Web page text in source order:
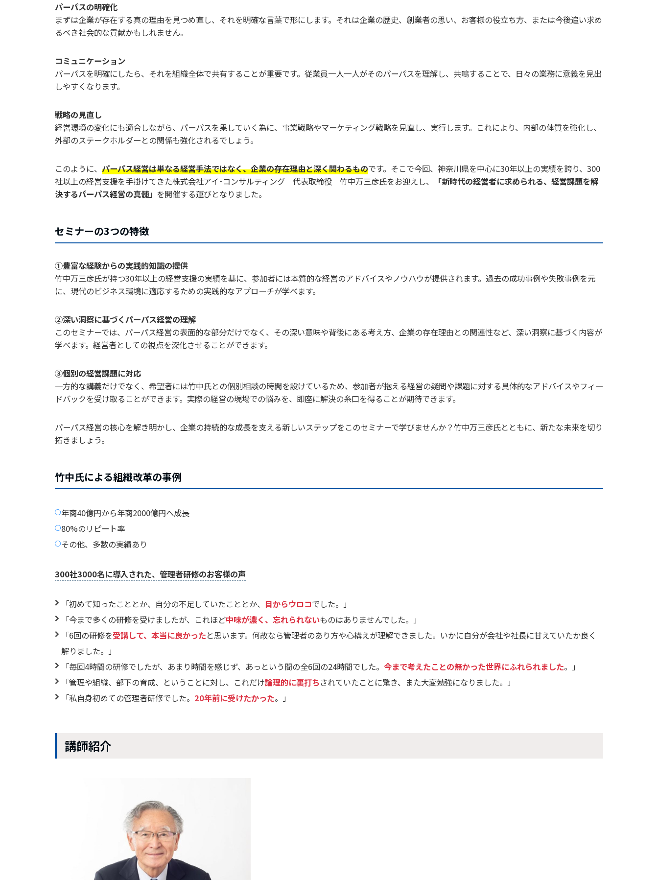
パーパスの明確化
まずは企業が存在する真の理由を見つめ直し、それを明確な言葉で形にします。それは企業の歴史、創業者の思い、お客様の役立ち方、または今後追い求め
るべき社会的な貢献かもしれません。
コミュニケーション
パーパスを明確にしたら、それを組織全体で共有することが重要です。従業員一人一人がそのパーパスを理解し、共鳴することで、日々の業務に意義を見出
しやすくなります。
戦略の見直し
経営環境の変化にも適合しながら、パーパスを果していく為に、事業戦略やマーケティング戦略を見直し、実行します。これにより、内部の体質を強化し、
外部のステークホルダーとの関係も強化されるでしょう。
このように、 パーパス経営は単なる経営手法ではなく、企業の存在理由と深く関わるものです。そこで今回、神奈川県を中心に30年以上の実績を誇り、300
社以上の経営支援を手掛けてきた株式会社アイ･コンサルティング 代表取締役 竹中万三彦氏をお迎えし、
「新時代の経営者に求められる、経営課題を解
決するパーパス経営の真髄」 を開催する運びとなりました。
セミナーの3つの特徴
①豊富な経験からの実践的知識の提供
竹中万三彦氏が持つ30年以上の経営支援の実績を基に、参加者には本質的な経営のアドバイスやノウハウが提供されます。過去の成功事例や失敗事例を元
に、現代のビジネス環境に適応するための実践的なアプローチが学べます。
②深い洞察に基づくパーパス経営の理解
このセミナーでは、パーパス経営の表面的な部分だけでなく、その深い意味や背後にある考え方、企業の存在理由との関連性など、深い洞察に基づく内容が
学べます。経営者としての視点を深化させることができます。
③個別の経営課題に対応
一方的な講義だけでなく、希望者には竹中氏との個別相談の時間を設けているため、参加者が抱える経営の疑問や課題に対する具体的なアドバイスやフィー
ドバックを受け取ることができます。実際の経営の現場での悩みを、即座に解決の糸口を得ることが期待できます。
パーパス経営の核心を解き明かし、企業の持続的な成長を支える新しいステップをこのセミナーで学びませんか？竹中万三彦氏とともに、新たな未来を切り
拓きましょう。
竹中氏による組織改革の事例
年商40億円から年商2000億円へ成長
80%のリピート率
その他、多数の実績あり
300社3000名に導入された、管理者研修のお客様の声
「初めて知ったこととか、自分の不足していたこととか、 目からウロコでした。」
「今まで多くの研修を受けましたが、これほど中味が濃く、忘れられないものはありませんでした。」
「6回の研修を受講して、本当に良かったと思います。何故なら管理者のあり方や心構えが理解できました。いかに自分が会社や社長に甘えていたか良く
解りました。」
「毎回4時間の研修でしたが、あまり時間を感じず、あっという間の全6回の24時間でした。今まで考えたことの無かった世界にふれられました。」
「管理や組織、部下の育成、ということに対し、これだけ論理的に裏打ちされていたことに驚き、また大変勉強になりました。」
「私自身初めての管理者研修でした。 20年前に受けたかった。」
講師紹介